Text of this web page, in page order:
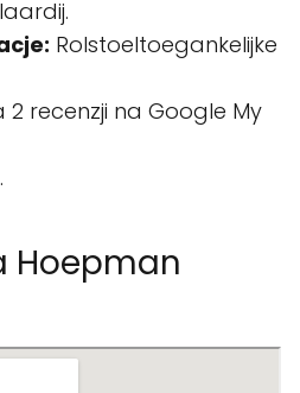
Rolstoeltoegankelijke
recenzji na Google My
Hoepman